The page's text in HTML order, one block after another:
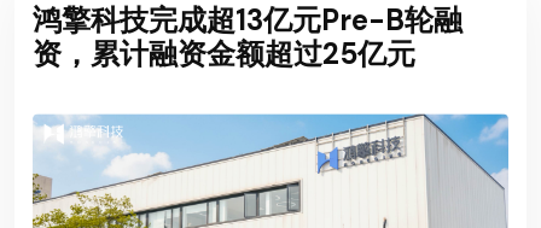
鸿擎科技完成超13亿元Pre-B轮融
资，累计融资金额超过25亿元